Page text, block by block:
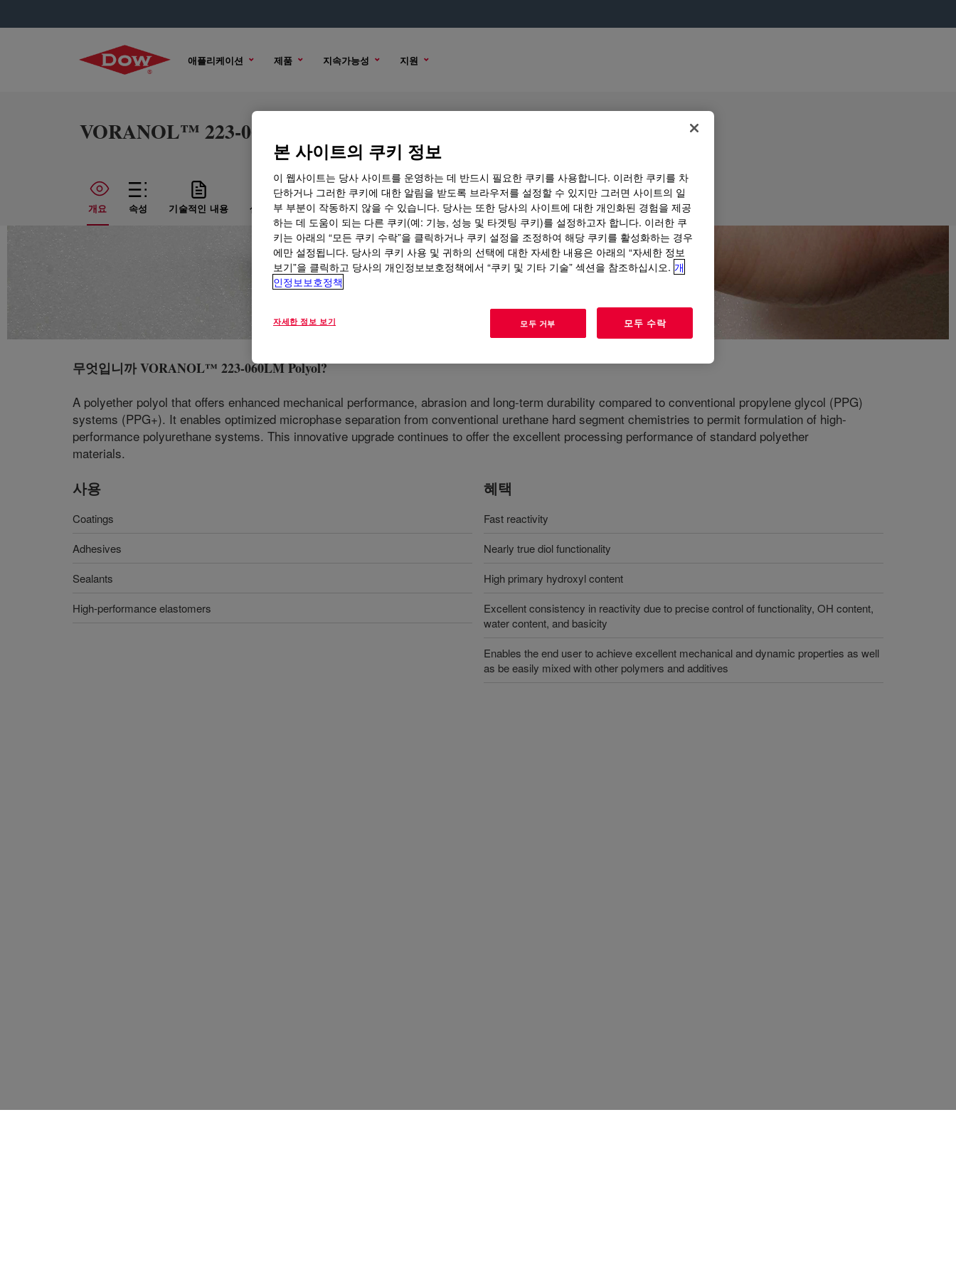
애플리케이션 제품 지속가능성 지원
VORANOL™ 223-060LM Polyol
개요 속성 기술적인 내용 샘플 옵션 구매 옵션
무엇입니까VORANOL™ 223-060LM Polyol?
A polyether polyol that offers enhanced mechanical performance, abrasion and long-term durability compared to conventional propylene glycol (PPG)
systems (PPG+). It enables optimized microphase separation from conventional urethane hard segment chemistries to permit formulation of high-
performance polyurethane systems. This innovative upgrade continues to offer the excellent processing performance of standard polyether
materials.
사용
Coatings
Adhesives
Sealants
High-performance elastomers
혜택
Fast reactivity
Nearly true diol functionality
High primary hydroxyl content
Excellent consistency in reactivity due to precise control of functionality, OH content,
water content, and basicity
Enables the end user to achieve excellent mechanical and dynamic properties as well
as be easily mixed with other polymers and additives
본 사이트의 쿠키 정보
이 웹사이트는 당사 사이트를 운영하는 데 반드시 필요한 쿠키를 사용합니다. 이러한 쿠키를 차
단하거나 그러한 쿠키에 대한 알림을 받도록 브라우저를 설정할 수 있지만 그러면 사이트의 일
부 부분이 작동하지 않을 수 있습니다. 당사는 또한 당사의 사이트에 대한 개인화된 경험을 제공
하는 데 도움이 되는 다른 쿠키(예: 기능, 성능 및 타겟팅 쿠키)를 설정하고자 합니다. 이러한 쿠
키는 아래의 “모든 쿠키 수락”을 클릭하거나 쿠키 설정을 조정하여 해당 쿠키를 활성화하는 경우
에만 설정됩니다. 당사의 쿠키 사용 및 귀하의 선택에 대한 자세한 내용은 아래의 “자세한 정보
보기”을 클릭하고 당사의 개인정보보호정책에서 “쿠키 및 기타 기술” 섹션을 참조하십시오. 개
인정보보호정책
자세한 정보 보기 모두 거부 모두 수락